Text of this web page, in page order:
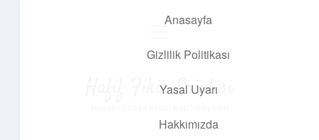
Anasayfa
Gizlilik Politikası
Yasal Uyarı
Hakkımızda
Hafif Fikir Esintisi